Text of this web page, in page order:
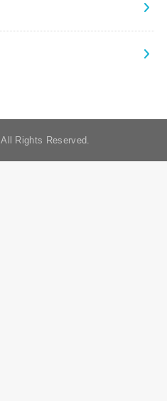
All Rights Reserved.